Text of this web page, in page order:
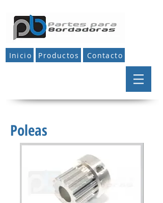
Inicio Productos Contacto
Poleas